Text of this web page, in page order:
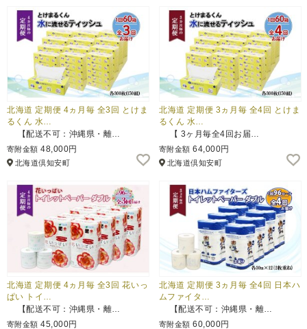
北海道 定期便 4ヵ月毎 全3回 とけま
るくん 水…
【配送不可：沖縄県・離…
寄附金額 48,000円
北海道倶知安町
北海道 定期便 3ヵ月毎 全4回 とけま
るくん 水…
【 3ヶ月毎全4回お届…
寄附金額 64,000円
北海道倶知安町
北海道 定期便 4ヵ月毎 全3回 花いっ
ぱい トイ…
【配送不可：沖縄県・離…
寄附金額 45,000円
北海道 定期便 3ヵ月毎 全4回 日本ハ
ムファイタ…
【配送不可：沖縄県・離…
寄附金額 60,000円